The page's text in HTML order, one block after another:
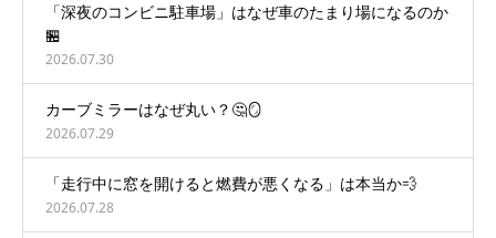
「深夜のコンビニ駐車場」はなぜ車のたまり場になるのか
🏪
2026.07.30
カーブミラーはなぜ丸い？🤔🪞
2026.07.29
「走行中に窓を開けると燃費が悪くなる」は本当か💨
2026.07.28